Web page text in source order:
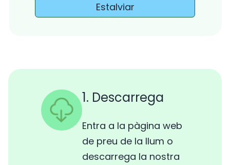
Estalviar
1. Descarrega
Entra a la pàgina web
de preu de la llum o
descarrega la nostra